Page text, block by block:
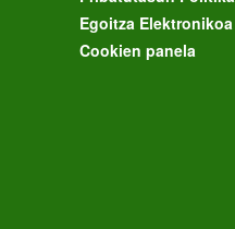
Egoitza Elektronikoa
Cookien panela